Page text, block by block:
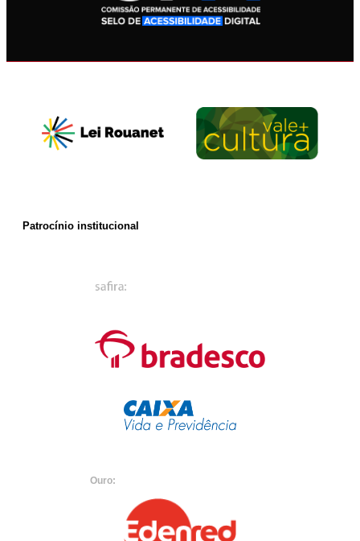
Patrocínio institucional
Ouro: